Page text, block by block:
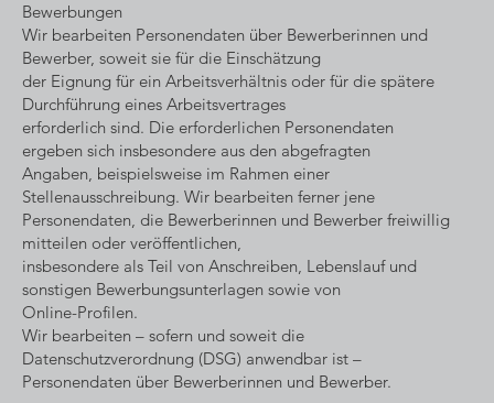
Bewerbungen
Wir bearbeiten Personendaten über Bewerberinnen und
Bewerber, soweit sie für die Einschätzung
der Eignung für ein Arbeitsverhältnis oder für die spätere
Durchführung eines Arbeitsvertrages
erforderlich sind. Die erforderlichen Personendaten
ergeben sich insbesondere aus den abgefragten
Angaben, beispielsweise im Rahmen einer
Stellenausschreibung. Wir bearbeiten ferner jene
Personendaten, die Bewerberinnen und Bewerber freiwillig
mitteilen oder veröffentlichen,
insbesondere als Teil von Anschreiben, Lebenslauf und
sonstigen Bewerbungsunterlagen sowie von
Online-Profilen.
Wir bearbeiten – sofern und soweit die
Datenschutzverordnung (DSG) anwendbar ist –
Personendaten über Bewerberinnen und Bewerber.